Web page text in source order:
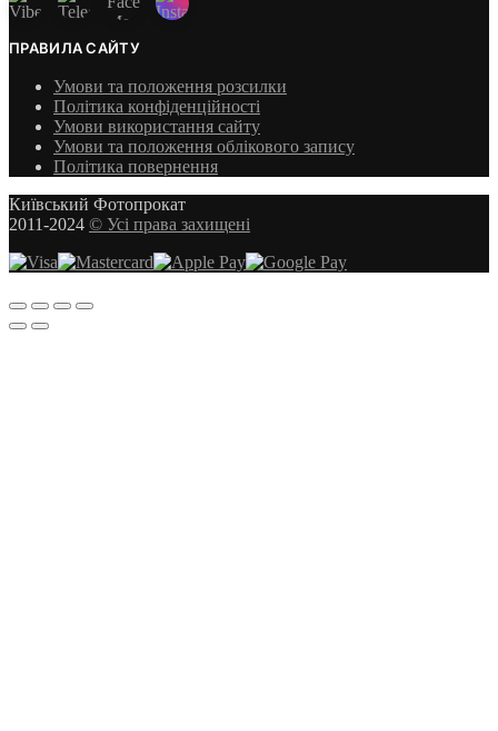
ПРАВИЛА САЙТУ
Умови та положення розсилки
Політика конфіденційності
Умови використання сайту
Умови та положення облікового запису
Політика повернення
Київський Фотопрокат
2011-2024 © Усі права захищені